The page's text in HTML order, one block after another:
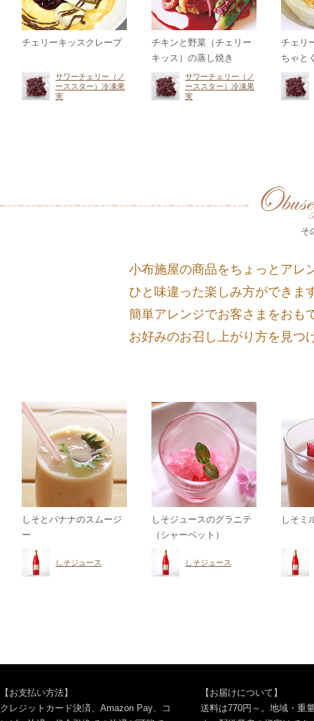
チェリーキッスクレープ
サワーチェリー（ノ
ーススター）冷凍果
実
チキンと野菜（チェリー
キッス）の蒸し焼き
サワーチェリー（ノ
ーススター）冷凍果
実
チェリ
ちゃと
そ
小布施屋の商品をちょっとアレ
ひと味違った楽しみ方ができま
簡単アレンジでお客さまをおも
お好みのお召し上がり方を見つ
しそとバナナのスムージ
ー
しそジュース
しそジュースのグラニテ
（シャーベット）
しそジュース
しそミ
【お支払い方法】
クレジットカード決済、Amazon Pay、コ
【お届けについて】
送料は770円～。地域・重